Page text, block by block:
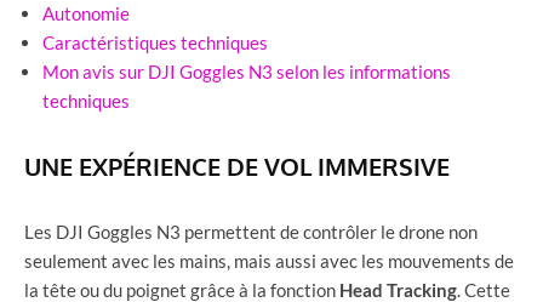
Autonomie
Caractéristiques techniques
Mon avis sur DJI Goggles N3 selon les informations
techniques
UNE EXPÉRIENCE DE VOL IMMERSIVE
Les DJI Goggles N3 permettent de contrôler le drone non
seulement avec les mains, mais aussi avec les mouvements de
la tête ou du poignet grâce à la fonction Head Tracking. Cette